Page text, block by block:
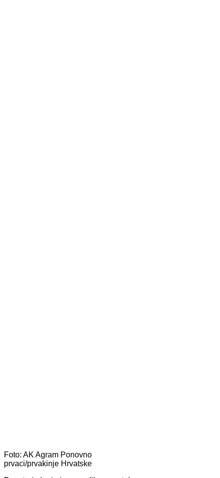
Foto: AK Agram Ponovno
prvaci/prvakinje Hrvatske